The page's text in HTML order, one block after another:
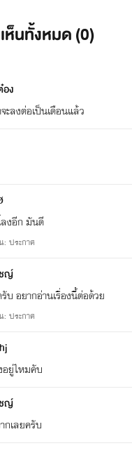
ห็นทั้งหมด (0)
ง
ะลงต่อเป็นเดือนแล้ว
ลงอีก มันดี
: ประกาศ
ญ์
บ อยากอ่านเรื่องนี้ต่อด้วย
: ประกาศ
อยู่ไหมคับ
ญ์
เลยครับ